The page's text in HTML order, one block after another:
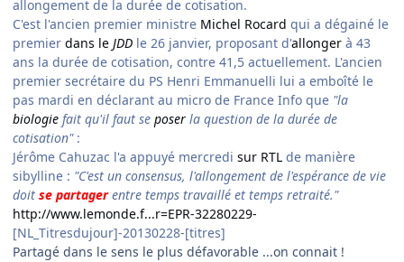
allongement de la durée de cotisation.
C'est l'ancien premier ministre Michel Rocard qui a dégainé le
premier dans le JDD le 26 janvier, proposant d'allonger à 43
ans la durée de cotisation, contre 41,5 actuellement. L'ancien
premier secrétaire du PS Henri Emmanuelli lui a emboîté le
pas mardi en déclarant au micro de France Info que "la
biologie fait qu'il faut se poser la question de la durée de
cotisation":
Jérôme Cahuzac l'a appuyé mercredi sur RTL de manière
sibylline : "C'est un consensus, l'allongement de l'espérance de vie
doit se partagerentre temps travaillé et temps retraité."
http://www.lemonde.f...r=EPR-32280229-
[NL_Titresdujour]-20130228-[titres]
Partagé dans le sens le plus défavorable ...on connait !